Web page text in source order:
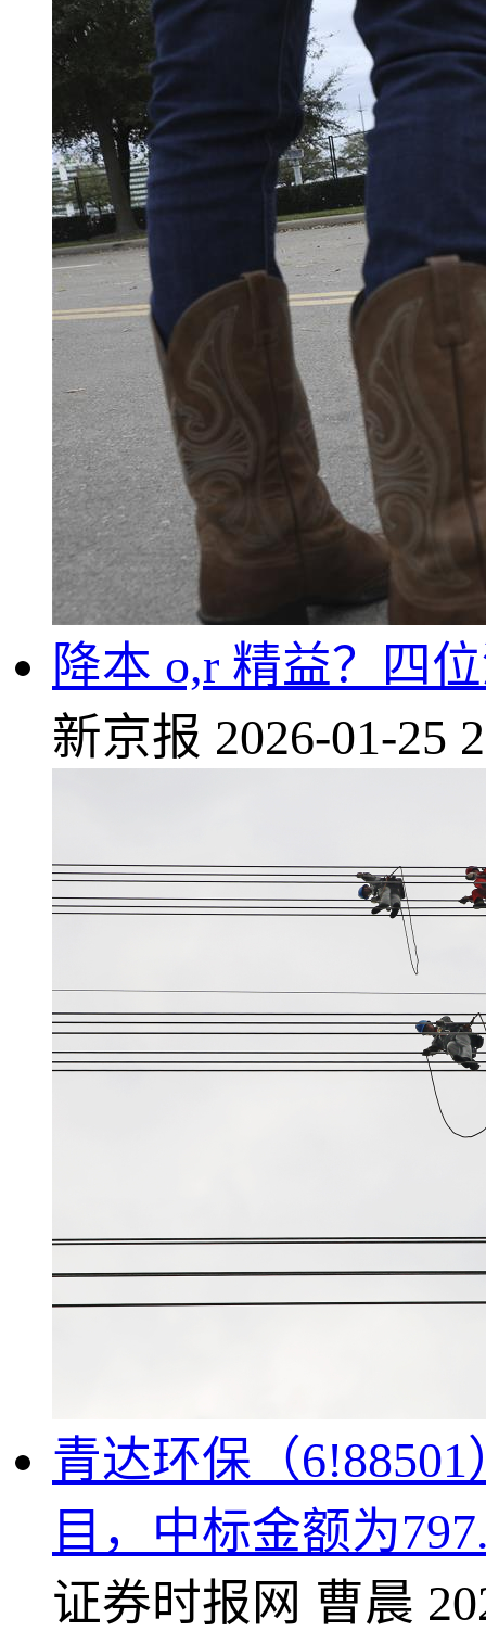
降本 o,r 精益？四
新京报 2026-01-25
青达环保（
目，中标金额为
证券时报网 曹晨